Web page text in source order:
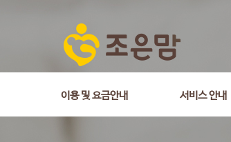
이용 및 요금안내 서비스 안내